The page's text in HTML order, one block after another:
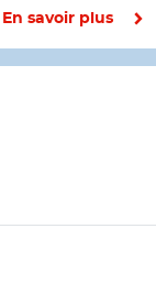
En savoir plus